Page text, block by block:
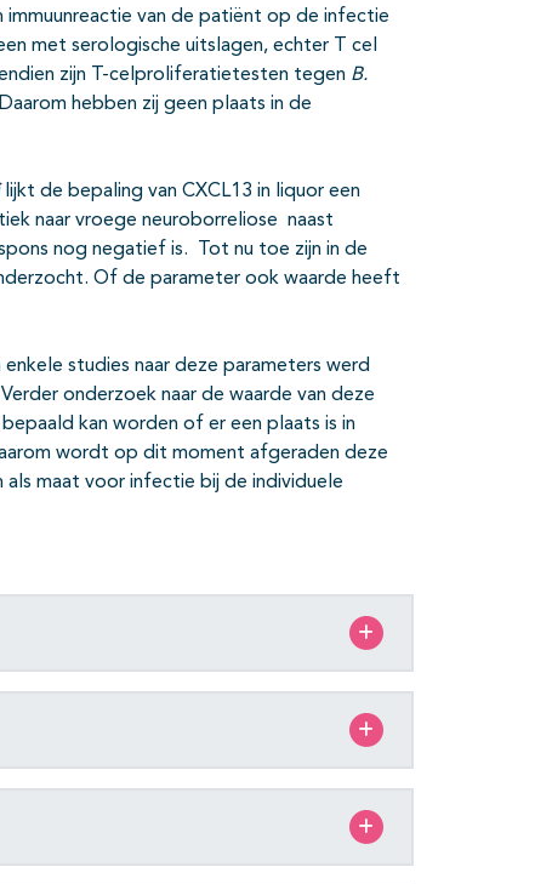
van de patiënt op de infectie
met serologische uitslagen, echter T cel
zijn T-celproliferatietesten tegen B.
hebben zij geen plaats in de
lijkt de bepaling van CXCL13 in liquor een
naar vroege neuroborreliose naast
nog negatief is. Tot nu toe zijn in de
Of de parameter ook waarde heeft
studies naar deze parameters werd
onderzoek naar de waarde van deze
kan worden of er een plaats is in
wordt op dit moment afgeraden deze
maat voor infectie bij de individuele